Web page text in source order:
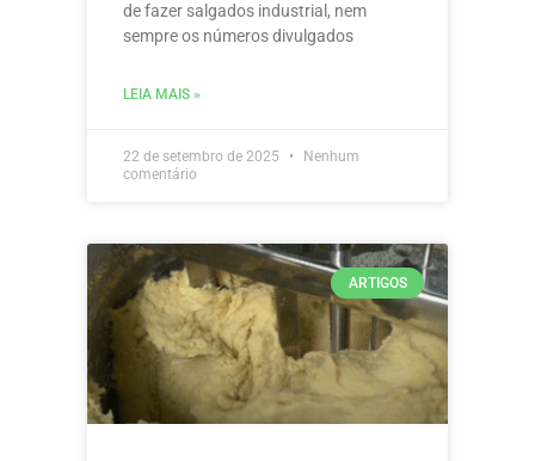
de fazer salgados industrial, nem
sempre os números divulgados
LEIA MAIS »
22 de setembro de 2025
Nenhum
comentário
ARTIGOS